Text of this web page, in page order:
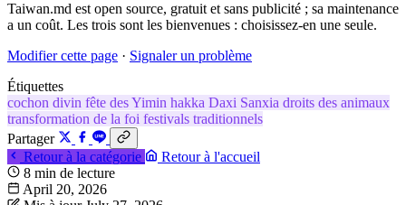
Taiwan.md est open source, gratuit et sans publicité ; sa maintenance
a un coût. Les trois sont les bienvenues : choisissez-en une seule.
Modifier cette page · Signaler un problème
Étiquettes
cochon divin fête des Yimin hakka Daxi Sanxia droits des animaux
transformation de la foi festivals traditionnels
Partager
Retour à la catégorie
Retour à l'accueil
8 min de lecture
April 20, 2026